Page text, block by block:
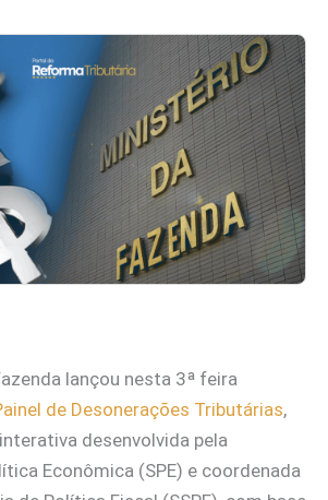
lançou nesta 3ª feira
de Desonerações Tributárias,
desenvolvida pela
Econômica (SPE) e coordenada